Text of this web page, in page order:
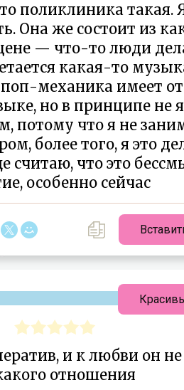
поликлиника такая.
Она же состоит из
— что-то люди
какая-то
механика имеет
но в принципе не
потому что я не
более того, я это
считаю, что это
особенно сейчас
и к любви он
отношения